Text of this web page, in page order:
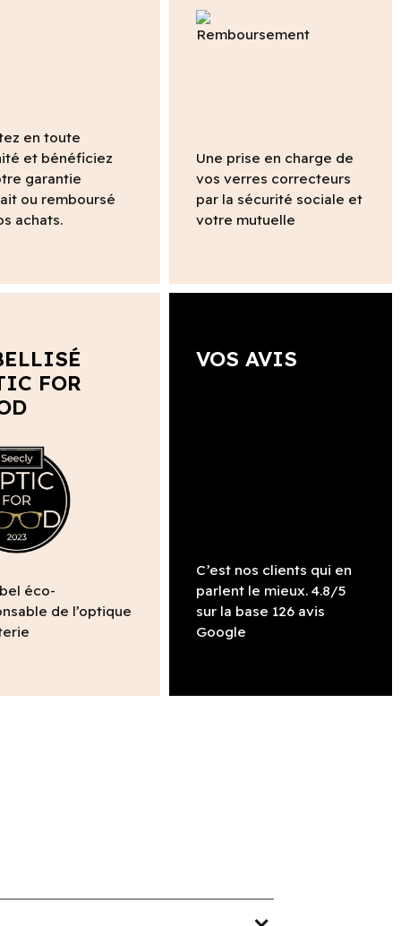
en toute
et bénéficiez
garantie
ou remboursé
achats.
Une prise en charge de
vos verres correcteurs
par la sécurité sociale et
votre mutuelle
FOR
éco-
de l’optique
VOS AVIS
C’est nos clients qui en
parlent le mieux. 4.8/5
sur la base 126 avis
Google